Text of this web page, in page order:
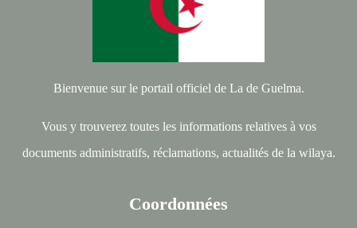
Bienvenue sur le portail officiel de La de Guelma.
Vous y trouverez toutes les informations relatives à vos
documents administratifs, réclamations, actualités de la wilaya.
Coordonnées